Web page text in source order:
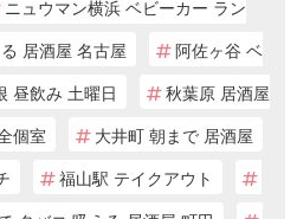
ニュウマン横浜 ベビーカー ラン
居酒屋 名古屋
阿佐ヶ谷 ベ
昼飲み 土曜日
秋葉原 居酒屋
個室
大井町 朝まで 居酒屋
福山駅 テイクアウト